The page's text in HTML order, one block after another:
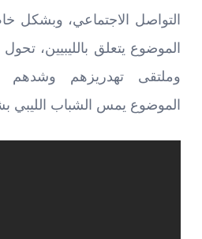
التواصل الاجتماعي، وبشكل
الموضوع يتعلق بالليبيين،
وملتقى تهدريزهم
الموضوع يمس الشباب الليبي